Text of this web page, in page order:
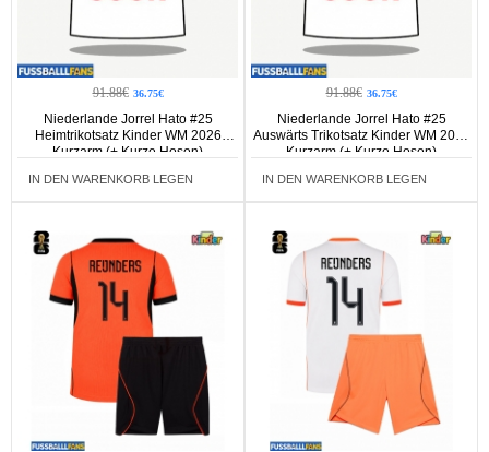
91.88€ 36.75€
Niederlande Jorrel Hato #25
Heimtrikotsatz Kinder WM 2026
Kurzarm (+ Kurze Hosen)
IN DEN WARENKORB LEGEN
91.88€ 36.75€
Niederlande Jorrel Hato #25
Auswärts Trikotsatz Kinder WM 2026
Kurzarm (+ Kurze Hosen)
IN DEN WARENKORB LEGEN